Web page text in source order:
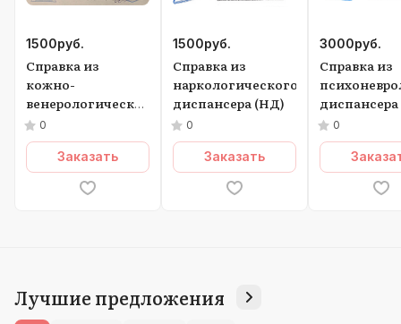
1500руб.
Справка из
кожно-
венерологического
диспансера (КВД)
0
Заказать
1500руб.
Справка из
наркологического
диспансера (НД)
0
Заказать
3000руб.
Справка из
и 0
Лучшие предложения